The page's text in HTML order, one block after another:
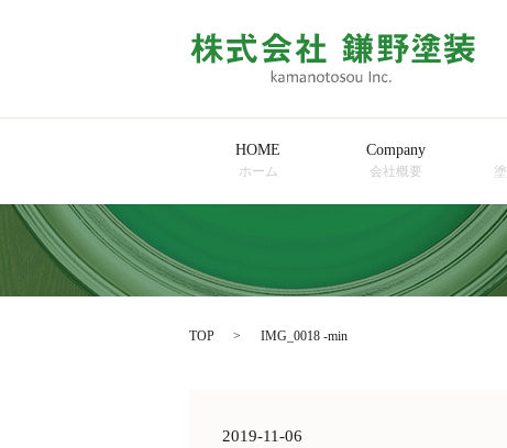
HOME
ホーム
Company
会社概要
TOP IMG_0018 -min
2019-11-06